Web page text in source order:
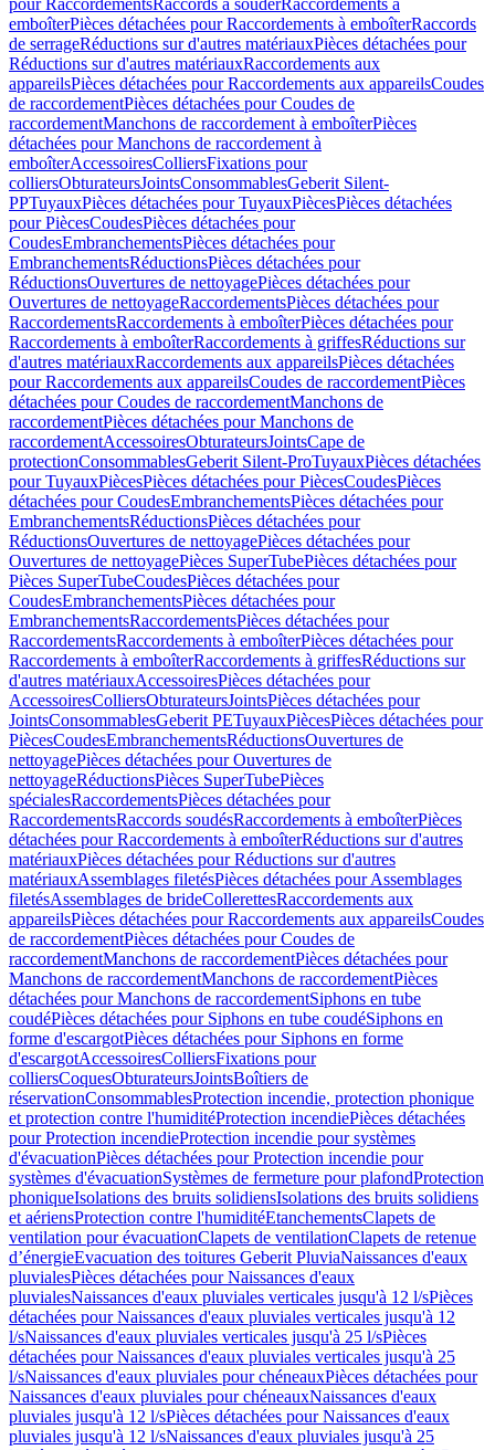
pour RaccordementsRaccords à souderRaccordements à
emboîterPièces détachées pour Raccordements à emboîterRaccords
de serrageRéductions sur d'autres matériauxPièces détachées pour
Réductions sur d'autres matériauxRaccordements aux
appareilsPièces détachées pour Raccordements aux appareilsCoudes
de raccordementPièces détachées pour Coudes de
raccordementManchons de raccordement à emboîterPièces
détachées pour Manchons de raccordement à
emboîterAccessoiresColliersFixations pour
colliersObturateursJointsConsommablesGeberit Silent-
PPTuyauxPièces détachées pour TuyauxPiècesPièces détachées
pour PiècesCoudesPièces détachées pour
CoudesEmbranchementsPièces détachées pour
EmbranchementsRéductionsPièces détachées pour
RéductionsOuvertures de nettoyagePièces détachées pour
Ouvertures de nettoyageRaccordementsPièces détachées pour
RaccordementsRaccordements à emboîterPièces détachées pour
Raccordements à emboîterRaccordements à griffesRéductions sur
d'autres matériauxRaccordements aux appareilsPièces détachées
pour Raccordements aux appareilsCoudes de raccordementPièces
détachées pour Coudes de raccordementManchons de
raccordementPièces détachées pour Manchons de
raccordementAccessoiresObturateursJointsCape de
protectionConsommablesGeberit Silent-ProTuyauxPièces détachées
pour TuyauxPiècesPièces détachées pour PiècesCoudesPièces
détachées pour CoudesEmbranchementsPièces détachées pour
EmbranchementsRéductionsPièces détachées pour
RéductionsOuvertures de nettoyagePièces détachées pour
Ouvertures de nettoyagePièces SuperTubePièces détachées pour
Pièces SuperTubeCoudesPièces détachées pour
CoudesEmbranchementsPièces détachées pour
EmbranchementsRaccordementsPièces détachées pour
RaccordementsRaccordements à emboîterPièces détachées pour
Raccordements à emboîterRaccordements à griffesRéductions sur
d'autres matériauxAccessoiresPièces détachées pour
AccessoiresColliersObturateursJointsPièces détachées pour
JointsConsommablesGeberit PETuyauxPiècesPièces détachées pour
PiècesCoudesEmbranchementsRéductionsOuvertures de
nettoyagePièces détachées pour Ouvertures de
nettoyageRéductionsPièces SuperTubePièces
spécialesRaccordementsPièces détachées pour
RaccordementsRaccords soudésRaccordements à emboîterPièces
détachées pour Raccordements à emboîterRéductions sur d'autres
matériauxPièces détachées pour Réductions sur d'autres
matériauxAssemblages filetésPièces détachées pour Assemblages
filetésAssemblages de brideCollerettesRaccordements aux
appareilsPièces détachées pour Raccordements aux appareilsCoudes
de raccordementPièces détachées pour Coudes de
raccordementManchons de raccordementPièces détachées pour
Manchons de raccordementManchons de raccordementPièces
détachées pour Manchons de raccordementSiphons en tube
coudéPièces détachées pour Siphons en tube coudéSiphons en
forme d'escargotPièces détachées pour Siphons en forme
d'escargotAccessoiresColliersFixations pour
colliersCoquesObturateursJointsBoîtiers de
réservationConsommablesProtection incendie, protection phonique
et protection contre l'humiditéProtection incendiePièces détachées
pour Protection incendieProtection incendie pour systèmes
d'évacuationPièces détachées pour Protection incendie pour
systèmes d'évacuationSystèmes de fermeture pour plafondProtection
phoniqueIsolations des bruits solidiensIsolations des bruits solidiens
et aériensProtection contre l'humiditéEtanchementsClapets de
ventilation pour évacuationClapets de ventilationClapets de retenue
d’énergieEvacuation des toitures Geberit PluviaNaissances d'eaux
pluvialesPièces détachées pour Naissances d'eaux
pluvialesNaissances d'eaux pluviales verticales jusqu'à 12 l/sPièces
détachées pour Naissances d'eaux pluviales verticales jusqu'à 12
l/sNaissances d'eaux pluviales verticales jusqu'à 25 l/sPièces
détachées pour Naissances d'eaux pluviales verticales jusqu'à 25
l/sNaissances d'eaux pluviales pour chéneauxPièces détachées pour
Naissances d'eaux pluviales pour chéneauxNaissances d'eaux
pluviales jusqu'à 12 l/sPièces détachées pour Naissances d'eaux
pluviales jusqu'à 12 l/sNaissances d'eaux pluviales jusqu'à 25